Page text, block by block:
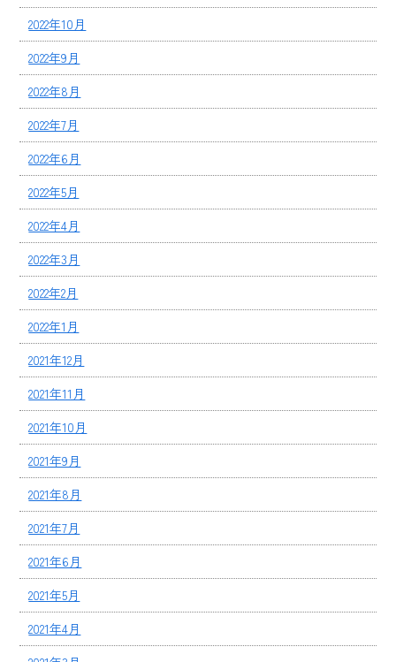
2022年10月
2022年9月
2022年8月
2022年7月
2022年6月
2022年5月
2022年4月
2022年3月
2022年2月
2022年1月
2021年12月
2021年11月
2021年10月
2021年9月
2021年8月
2021年7月
2021年6月
2021年5月
2021年4月